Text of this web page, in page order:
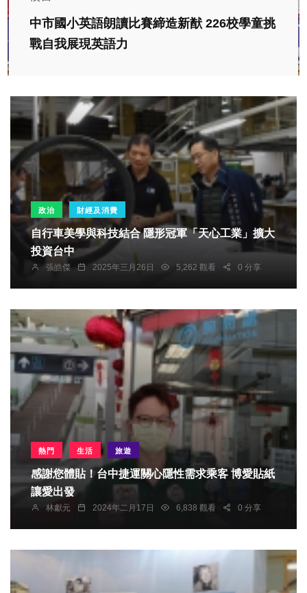
中市國小英語朗讀比賽締造新猷 226校學童挑
戰自我展現英語力
政治 財經及消費
自行車美學與科技結合 隱形冠軍「天心工業」擴大
投資台中
張皓傑 2025年三月26日 5,262 觀看 0 分享
熱門 生活 旅遊
感謝您體貼！台中捷運關心隱性需求乘客 博愛貼紙
讓愛出發
林獻元 2024年二月17日 6,838 觀看 0 分享